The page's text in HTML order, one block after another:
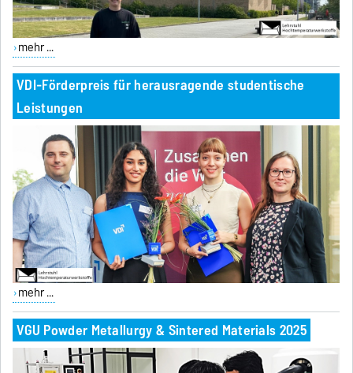
mehr ...
VDI-Förderpreis für herausragende studentische
Leistungen
mehr ...
VGU Powder Metallurgy & Sintered Materials 2025